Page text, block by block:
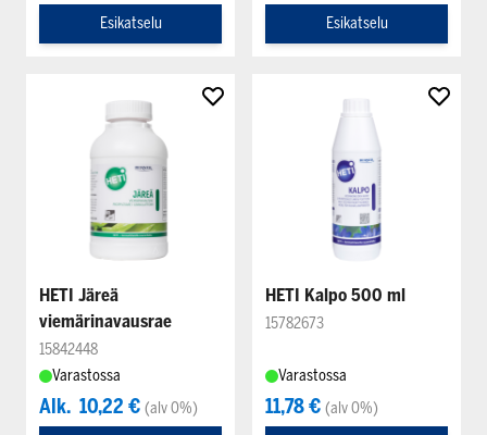
Esikatselu
Esikatselu
HETI Järeä
viemärinavausrae
15842448
Varastossa
Alk. 10,22 € (alv 0%)
HETI Kalpo 500 ml
15782673
Varastossa
11,78 € (alv 0%)